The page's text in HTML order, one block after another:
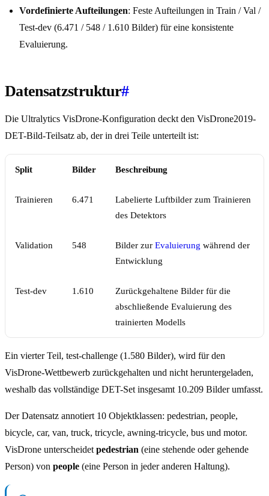
Vordefinierte Aufteilungen: Feste Aufteilungen in Train / Val /
Test-dev (6.471 / 548 / 1.610 Bilder) für eine konsistente
Evaluierung.
Datensatzstruktur#
Die Ultralytics VisDrone-Konfiguration deckt den VisDrone2019-
DET-Bild-Teilsatz ab, der in drei Teile unterteilt ist:
Split Bilder Beschreibung
Trainieren 6.471
Labelierte Luftbilder zum Trainieren
des Detektors
Validation 548 Bilder zur Evaluierung während der
Entwicklung
Test-dev 1.610
Zurückgehaltene Bilder für die
abschließende Evaluierung des
trainierten Modells
Ein vierter Teil, test-challenge (1.580 Bilder), wird für den
VisDrone-Wettbewerb zurückgehalten und nicht heruntergeladen,
weshalb das vollständige DET-Set insgesamt 10.209 Bilder umfasst.
Der Datensatz annotiert 10 Objektklassen: pedestrian, people,
bicycle, car, van, truck, tricycle, awning-tricycle, bus und motor.
VisDrone unterscheidet pedestrian (eine stehende oder gehende
Person) von people (eine Person in jeder anderen Haltung).